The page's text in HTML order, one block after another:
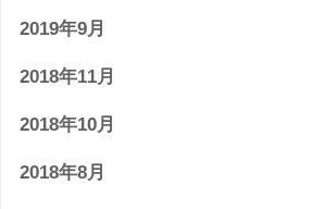
2019年9月
2018年11月
2018年10月
2018年8月